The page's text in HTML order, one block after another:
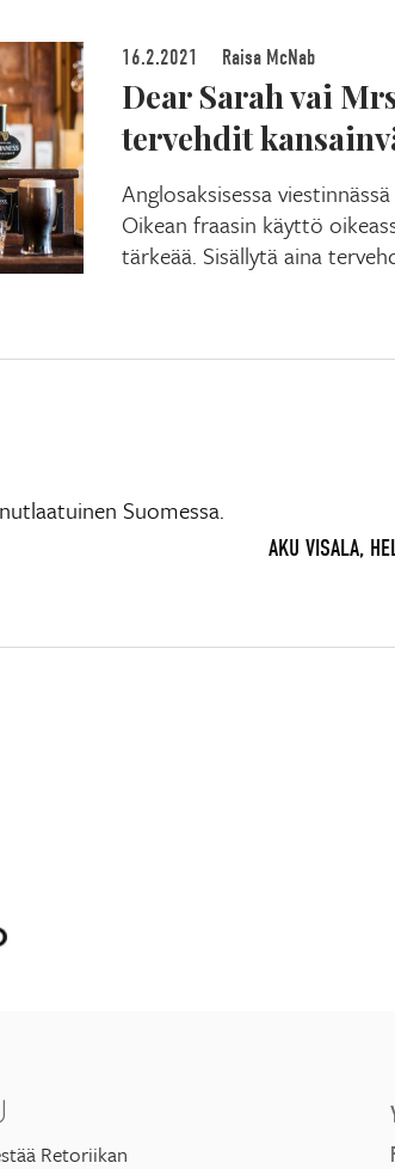
16.2.2021 Raisa McNab
Dear Sarah vai
tervehdit
Anglosaksisessa
Oikean fraasin käyttö
tärkeää. Sisällytä aina
Suomessa.
AKU VISALA,
Retoriikan